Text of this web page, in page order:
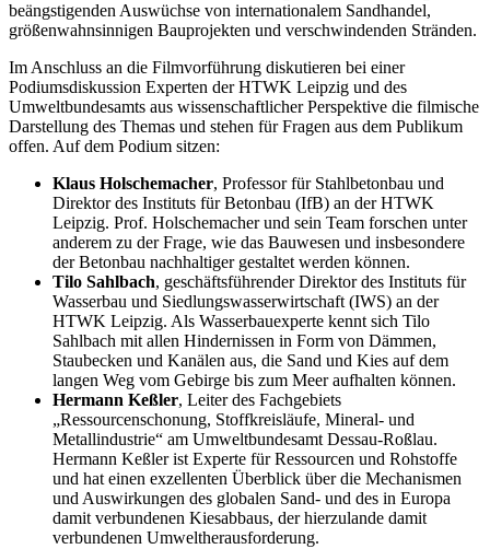
beängstigenden Auswüchse von internationalem Sandhandel,
größenwahnsinnigen Bauprojekten und verschwindenden Stränden.
Im Anschluss an die Filmvorführung diskutieren bei einer
Podiumsdiskussion Experten der HTWK Leipzig und des
Umweltbundesamts aus wissenschaftlicher Perspektive die filmische
Darstellung des Themas und stehen für Fragen aus dem Publikum
offen. Auf dem Podium sitzen:
Klaus Holschemacher, Professor für Stahlbetonbau und
Direktor des Instituts für Betonbau (IfB) an der HTWK
Leipzig. Prof. Holschemacher und sein Team forschen unter
anderem zu der Frage, wie das Bauwesen und insbesondere
der Betonbau nachhaltiger gestaltet werden können.
Tilo Sahlbach, geschäftsführender Direktor des Instituts für
Wasserbau und Siedlungswasserwirtschaft (IWS) an der
HTWK Leipzig. Als Wasserbauexperte kennt sich Tilo
Sahlbach mit allen Hindernissen in Form von Dämmen,
Staubecken und Kanälen aus, die Sand und Kies auf dem
langen Weg vom Gebirge bis zum Meer aufhalten können.
Hermann Keßler, Leiter des Fachgebiets
„Ressourcenschonung, Stoffkreisläufe, Mineral- und
Metallindustrie“ am Umweltbundesamt Dessau-Roßlau.
Hermann Keßler ist Experte für Ressourcen und Rohstoffe
und hat einen exzellenten Überblick über die Mechanismen
und Auswirkungen des globalen Sand- und des in Europa
damit verbundenen Kiesabbaus, der hierzulande damit
verbundenen Umweltherausforderung.